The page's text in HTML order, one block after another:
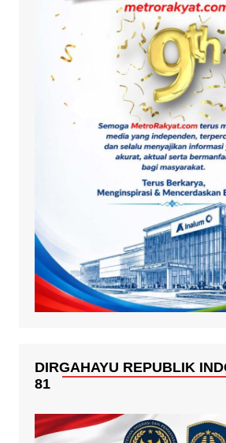
DIRGAHAYU REPUBLIK
81